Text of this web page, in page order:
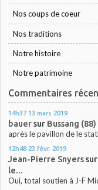
Nos coups de coeur
Nos traditions
Notre histoire
Notre patrimoine
Commentaires
14h37 13 mars 2019
bauersur Bussang
après le pavillon de le
12h48 23 févr. 2019
Jean-Pierre Snyerssur
le...
Oui, total soutien à J-F